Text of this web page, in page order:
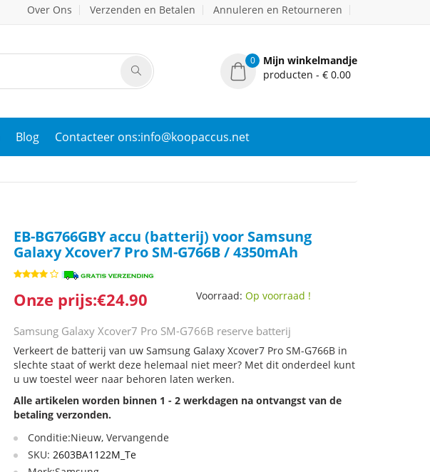
Over Ons Verzenden en Betalen Annuleren en Retourneren
0
Mijn winkelmandje
producten - € 0.00
Blog Contacteer ons:info@koopaccus.net
EB-BG766GBY accu (batterij) voor Samsung
Galaxy Xcover7 Pro SM-G766B / 4350mAh
Onze prijs:€24.90 Voorraad:Op voorraad !
Samsung Galaxy Xcover7 Pro SM-G766B reserve batterij
Verkeert de batterij van uw Samsung Galaxy Xcover7 Pro SM-G766B in
slechte staat of werkt deze helemaal niet meer? Met dit onderdeel kunt
u uw toestel weer naar behoren laten werken.
Alle artikelen worden binnen 1 - 2 werkdagen na ontvangst van de
betaling verzonden.
Conditie:Nieuw, Vervangende
SKU:2603BA1122M_Te